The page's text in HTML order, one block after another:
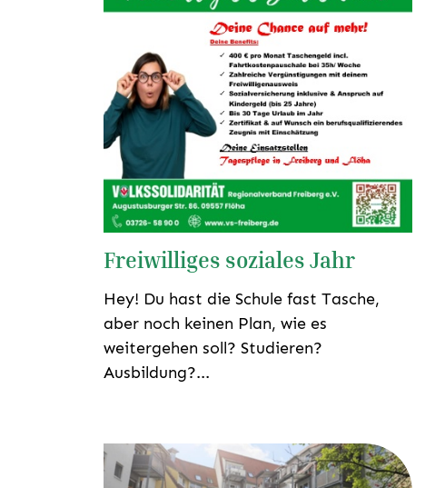
Freiwilliges soziales Jahr
Hey! Du hast die Schule fast Tasche,
aber noch keinen Plan, wie es
weitergehen soll? Studieren?
Ausbildung?...